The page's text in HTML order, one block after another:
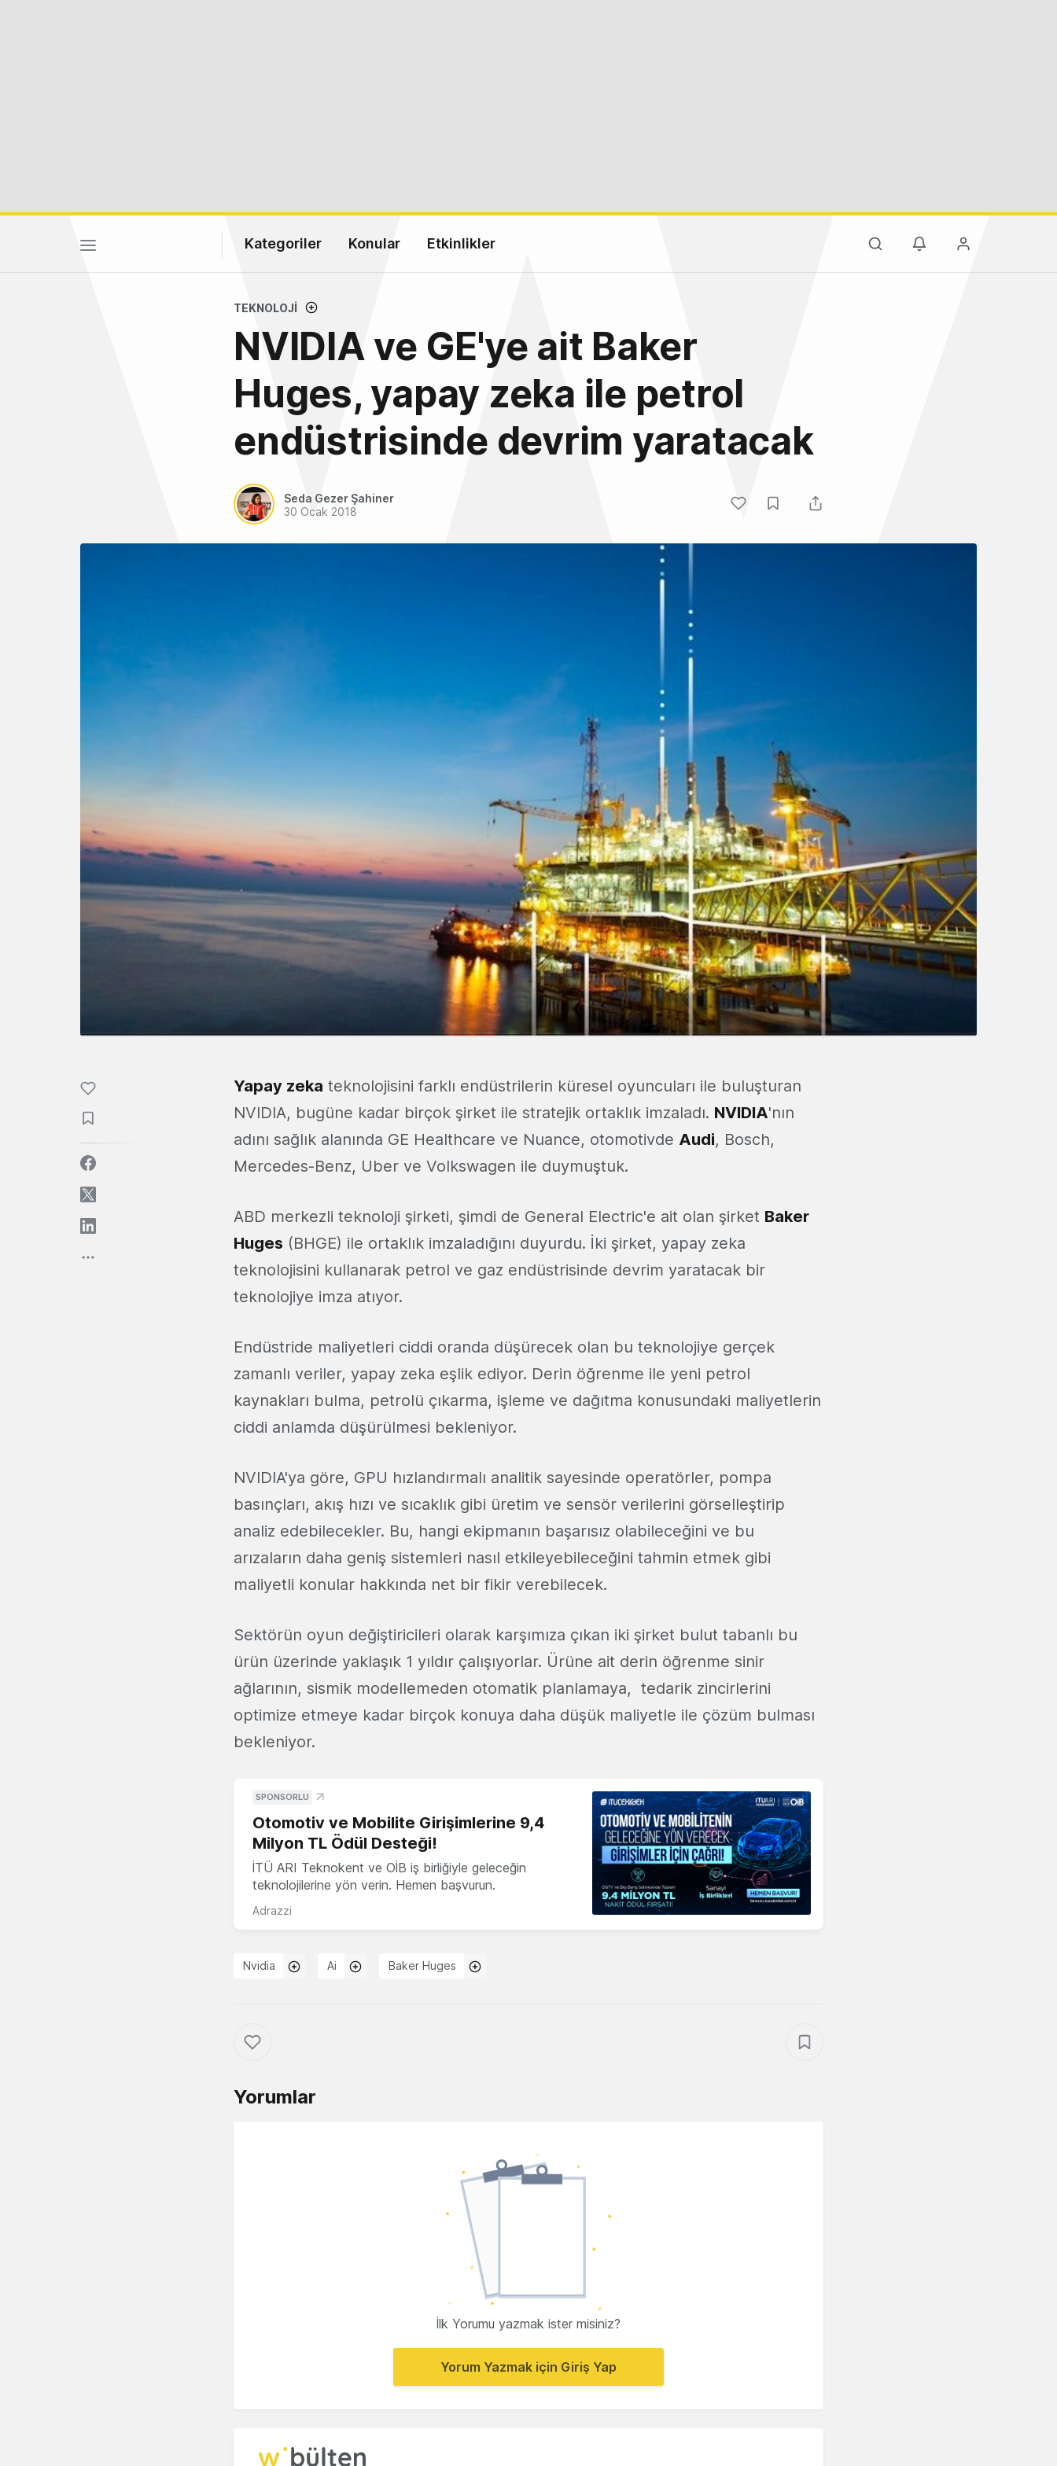
Kategoriler Konular Etkinlikler
TEKNOLOJI
NVIDIA ve GE'ye ait Baker
Huges, yapay zeka ile petrol
endüstrisinde devrim yaratacak
Seda Gezer Şahiner
30 Ocak 2018
Yapay zeka teknolojisini farklı endüstrilerin küresel oyuncuları ile buluşturan
NVIDIA, bugüne kadar birçok şirket ile stratejik ortaklık imzaladı. NVIDIA'nın
adını sağlık alanında GE Healthcare ve Nuance, otomotivde Audi, Bosch,
Mercedes-Benz, Uber ve Volkswagen ile duymuştuk.
ABD merkezli teknoloji şirketi, şimdi de General Electric'e ait olan şirket Baker
Huges (BHGE) ile ortaklık imzaladığını duyurdu. İki şirket, yapay zeka
teknolojisini kullanarak petrol ve gaz endüstrisinde devrim yaratacak bir
teknolojiye imza atıyor.
Endüstride maliyetleri ciddi oranda düşürecek olan bu teknolojiye gerçek
zamanlı veriler, yapay zeka eşlik ediyor. Derin öğrenme ile yeni petrol
kaynakları bulma, petrolü çıkarma, işleme ve dağıtma konusundaki maliyetlerin
ciddi anlamda düşürülmesi bekleniyor.
NVIDIA'ya göre, GPU hızlandırmalı analitik sayesinde operatörler, pompa
basınçları, akış hızı ve sıcaklık gibi üretim ve sensör verilerini görselleştirip
analiz edebilecekler. Bu, hangi ekipmanın başarısız olabileceğini ve bu
arızaların daha geniş sistemleri nasıl etkileyebileceğini tahmin etmek gibi
maliyetli konular hakkında net bir fikir verebilecek.
Sektörün oyun değiştiricileri olarak karşımıza çıkan iki şirket bulut tabanlı bu
ürün üzerinde yaklaşık 1 yıldır çalışıyorlar. Ürüne ait derin öğrenme sinir
ağlarının, sismik modellemeden otomatik planlamaya, tedarik zincirlerini
optimize etmeye kadar birçok konuya daha düşük maliyetle ile çözüm bulması
bekleniyor.
SPONSORLU
Otomotiv ve Mobilite Girişimlerine 9,4
Milyon TL Ödül Desteği!
İTÜ ARI Teknokent ve OİB iş birliğiyle geleceğin
teknolojilerine yön verin. Hemen başvurun.
Adrazzi
Nvidia Ai Baker Huges
Yorumlar
İlk Yorumu yazmak ister misiniz?
Yorum Yazmak için Giriş Yap